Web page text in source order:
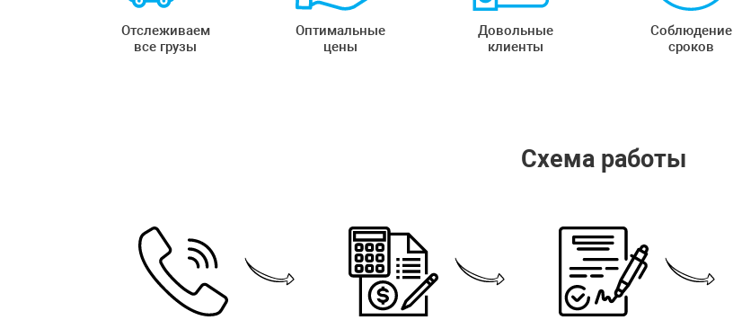
Отслеживаем
все грузы
Оптимальные
цены
Довольные
клиенты
Соблюдение
сроков
Схема работы